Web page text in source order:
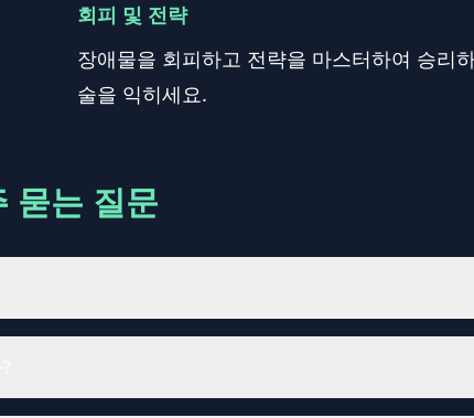
회피 및 전략
장애물을 회피하고 전략을 마스터하여 승리
술을 익히세요.
묻는 질문